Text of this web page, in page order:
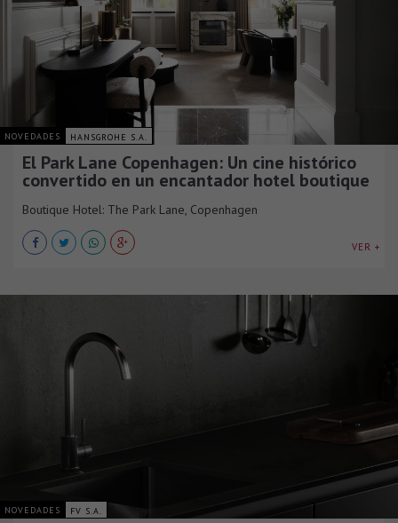
NOVEDADES HANSGROHE S.A.
El Park Lane Copenhagen: Un cine histórico
convertido en un encantador hotel boutique
Boutique Hotel: The Park Lane, Copenhagen
VER +
NOVEDADES FV S.A.